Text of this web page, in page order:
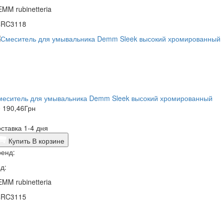
rubinetteria
для умывальника Demm Sleek высокий хромированный
190,46Грн
1-4 дня
Купить В корзине
rubinetteria